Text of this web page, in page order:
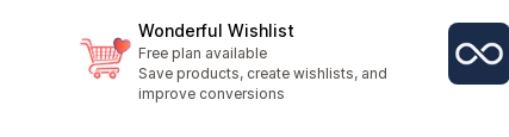
Wonderful Wishlist
Free plan available
Save products, create wishlists, and
improve conversions